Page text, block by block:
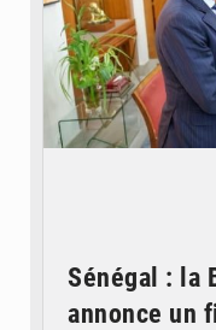
Sénégal : la
annonce un